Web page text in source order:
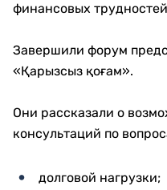
финансовых
Завершили форум
«Қарызсыз қоғам».
Они рассказали о
консультаций по
долговой нагрузки;